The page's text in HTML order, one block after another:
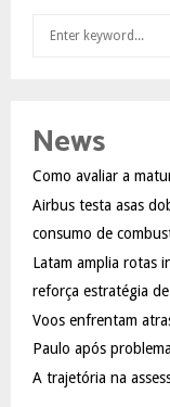
h
o
r
:
News
Como avaliar a
Airbus testa asas
consumo de
Latam amplia rotas
reforça estratégia
Voos enfrentam
Paulo após
A trajetória na